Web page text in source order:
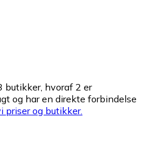
butikker, hvoraf 2 er
og har en direkte forbindelse
priser og butikker.